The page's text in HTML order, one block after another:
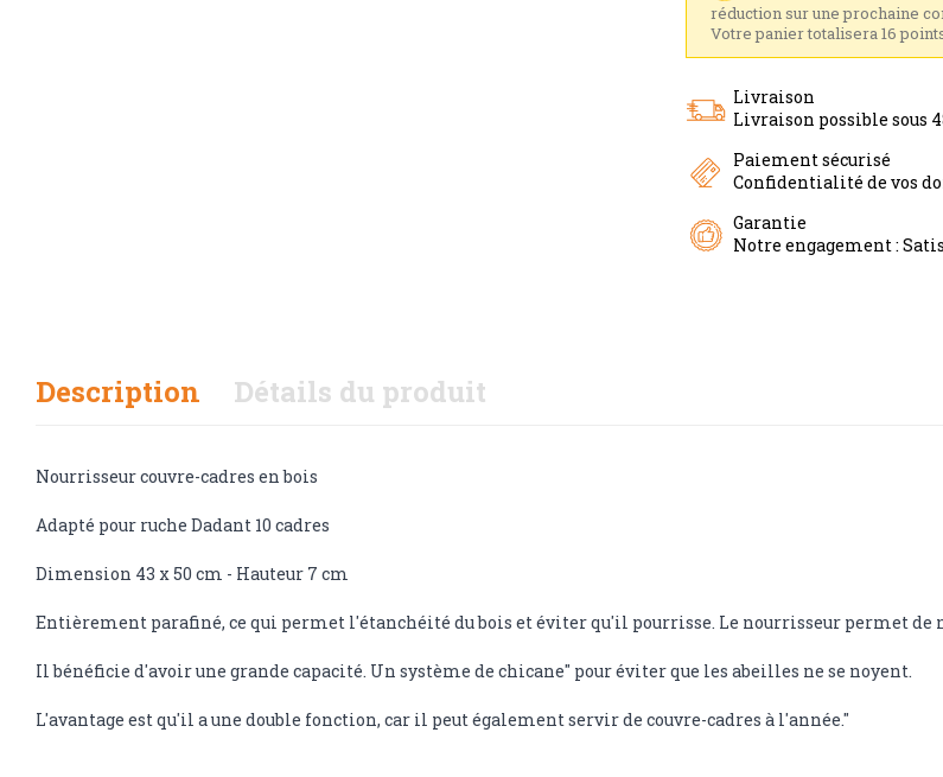
réduction sur une prochaine
Votre panier totalisera 16
Livraison
Livraison possible sous
Paiement sécurisé
Confidentialité de vos
Garantie
Notre engagement :
Description Détails du produit
Nourrisseur couvre-cadres en bois
Adapté pour ruche Dadant 10 cadres
Dimension 43 x 50 cm - Hauteur 7 cm
Entièrement parafiné, ce qui permet l'étanchéité du bois et éviter qu'il pourrisse. Le nourrisseur permet de
Il bénéficie d'avoir une grande capacité. Un système de chicane" pour éviter que les abeilles ne se noyent.
L'avantage est qu'il a une double fonction, car il peut également servir de couvre-cadres à l'année."